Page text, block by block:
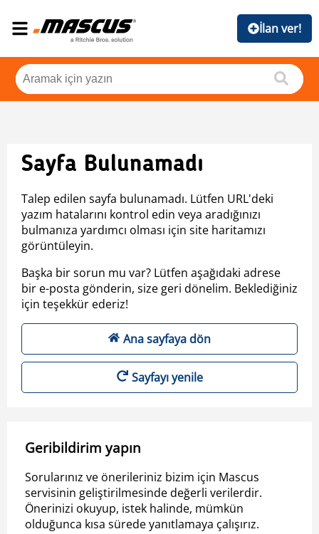
İlan ver!
Sayfa Bulunamadı
Talep edilen sayfa bulunamadı. Lütfen URL'deki
yazım hatalarını kontrol edin veya aradığınızı
bulmanıza yardımcı olması için site haritamızı
görüntüleyin.
Başka bir sorun mu var? Lütfen aşağıdaki adrese
bir e-posta gönderin, size geri dönelim. Beklediğiniz
için teşekkür ederiz!
Ana sayfaya dön
Sayfayı yenile
Geribildirim yapın
Sorularınız ve önerileriniz bizim için Mascus
servisinin geliştirilmesinde değerli verilerdir.
Önerinizi okuyup, istek halinde, mümkün
olduğunca kısa sürede yanıtlamaya çalışırız.